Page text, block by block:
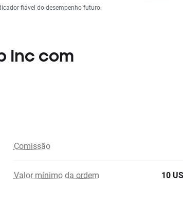
fiável do desempenho futuro.
Inc com
Comissão
Valor mínimo da ordem 10